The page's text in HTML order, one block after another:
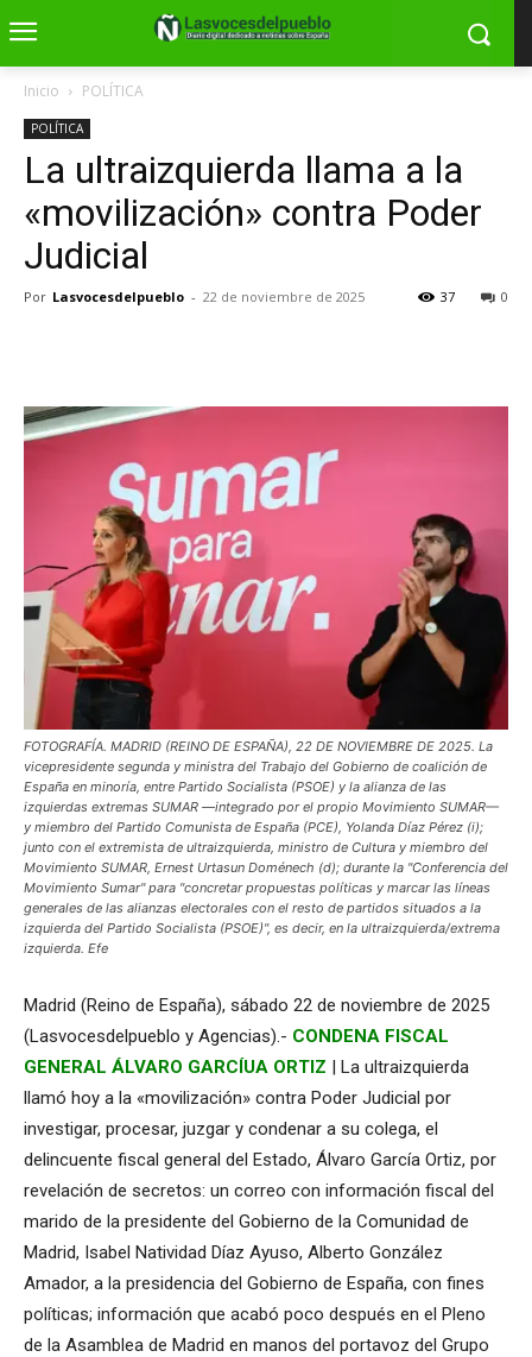
Inicio POLÍTICA
POLÍTICA
La ultraizquierda llama a la
«movilización» contra Poder
Judicial
Por Lasvocesdelpueblo - 22 de noviembre de 2025 0
37
FOTOGRAFÍA. MADRID (REINO DE ESPAÑA), 22 DE NOVIEMBRE DE 2025. La
vicepresidente segunda y ministra del Trabajo del Gobierno de coalición de
España en minoría, entre Partido Socialista (PSOE) y la alianza de las
izquierdas extremas SUMAR —integrado por el propio Movimiento SUMAR—
y miembro del Partido Comunista de España (PCE), Yolanda Díaz Pérez (i);
junto con el extremista de ultraizquierda, ministro de Cultura y miembro del
Movimiento SUMAR, Ernest Urtasun Doménech (d); durante la "Conferencia del
Movimiento Sumar" para "concretar propuestas políticas y marcar las líneas
generales de las alianzas electorales con el resto de partidos situados a la
izquierda del Partido Socialista (PSOE)", es decir, en la ultraizquierda/extrema
izquierda. Efe
Madrid (Reino de España), sábado 22 de noviembre de 2025
(Lasvocesdelpueblo y Agencias).- CONDENA FISCAL
GENERAL ÁLVARO GARCÍUA ORTIZ | La ultraizquierda
llamó hoy a la «movilización» contra Poder Judicial por
investigar, procesar, juzgar y condenar a su colega, el
delincuente fiscal general del Estado, Álvaro García Ortiz, por
revelación de secretos: un correo con información fiscal del
marido de la presidente del Gobierno de la Comunidad de
Madrid, Isabel Natividad Díaz Ayuso, Alberto González
Amador, a la presidencia del Gobierno de España, con fines
políticas; información que acabó poco después en el Pleno
de la Asamblea de Madrid en manos del portavoz del Grupo